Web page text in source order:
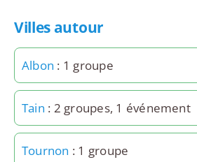
Villes autour
Albon : 1 groupe
Tain : 2 groupes, 1 événement
Tournon : 1 groupe